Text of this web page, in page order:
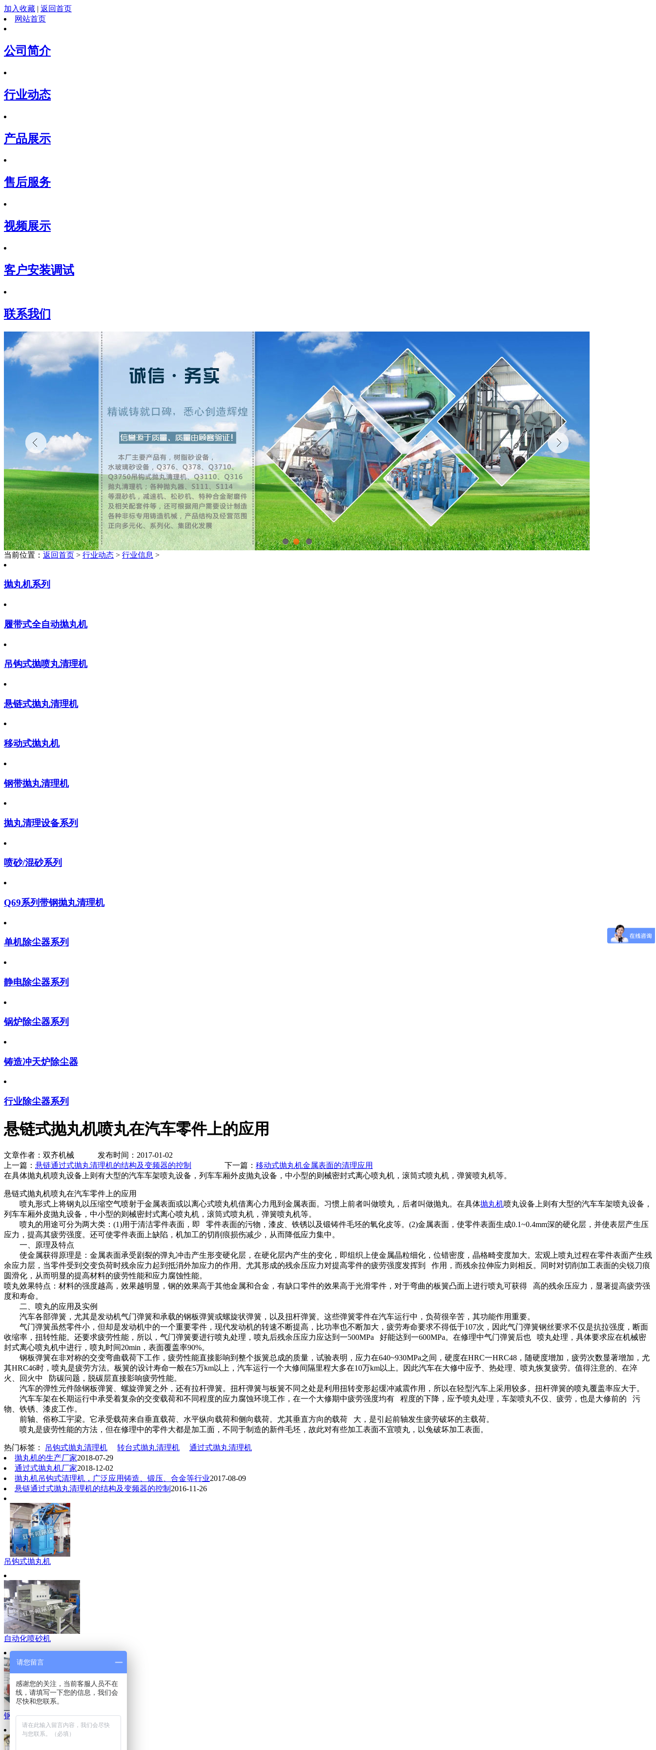
加入收藏 | 返回首页
网站首页
公司简介
行业动态
产品展示
售后服务
视频展示
客户安装调试
联系我们
当前位置： 返回首页 > 行业动态 > 行业信息 >
抛丸机系列
履带式全自动抛丸机
吊钩式抛喷丸清理机
悬链式抛丸清理机
移动式抛丸机
钢带抛丸清理机
抛丸清理设备系列
喷砂/混砂系列
Q69系列带钢抛丸清理机
单机除尘器系列
静电除尘器系列
锅炉除尘器系列
铸造冲天炉除尘器
行业除尘器系列
悬链式抛丸机喷丸在汽车零件上的应用
文章作者：双齐机械 发布时间：2017-01-02
上一篇： 悬链通过式抛丸清理机的结构及变频器的控制 下一篇： 移动式抛丸机金属表面的清理应用
在具体抛丸机喷丸设备上则有大型的汽车车架喷丸设备，列车车厢外皮抛丸设备，中小型的则械密封式离心喷丸机，滚筒式喷丸机，弹簧喷丸机等。
悬链式抛丸机喷丸在汽车零件上的应用
喷丸形式上将钢丸以压缩空气喷射于金属表面或以离心式喷丸机借离心力甩到金属表面。习惯上前者叫做喷丸，后者叫做抛丸。在具体抛丸机喷丸设备上则有大型的汽车车架喷丸设备，
列车车厢外皮抛丸设备，中小型的则械密封式离心喷丸机，滚筒式喷丸机，弹簧喷丸机等。
喷丸的用途可分为两大类：(1)用于清洁零件表面，即 零件表面的污物，漆皮、铁锈以及锻铸件毛坯的氧化皮等。(2)金属表面，使零件表面生成0.1~0.4mm深的硬化层，并使表层产生压
应力，提高其疲劳强度。还可使零件表面上缺陷，机加工的切削痕损伤减少，从而降低应力集中。
一、原理及特点
使金属获得原理是：金属表面承受剧裂的弹丸冲击产生形变硬化层，在硬化层内产生的变化，即组织上使金属晶粒细化，位错密度，晶格畸变度加大。宏观上喷丸过程在零件表面产生残
余应力层，当零件受到交变负荷时残余应力起到抵消外加应力的作用。尤其形成的残余压应力对提高零件的疲劳强度发挥到 作用，而残余拉伸应力则相反。同时对切削加工表面的尖锐刀痕
圆滑化，从而明显的提高材料的疲劳性能和应力腐蚀性能。
喷丸效果特点：材料的强度越高，效果越明显，钢的效果高于其他金属和合金，有缺口零件的效果高于光滑零件，对于弯曲的板簧凸面上进行喷丸可获得 高的残余压应力，显著提高疲劳强
度和寿命。
二、喷丸的应用及实例
汽车各部弹簧，尤其是发动机气门弹簧和承载的钢板弹簧或螺旋状弹簧，以及扭杆弹簧。这些弹簧零件在汽车运行中，负荷很辛苦，其功能作用重要。
气门弹簧虽然零件小，但却是发动机中的一个重要零件，现代发动机的转速不断提高，比功率也不断加大，疲劳寿命要求不得低于107次，因此气门弹簧钢丝要求不仅是抗拉强度，断面
收缩率，扭转性能。还要求疲劳性能，所以，气门弹簧要进行喷丸处理，喷丸后残余压应力应达到一500MPa 好能达到一600MPa。在修理中气门弹簧后也 喷丸处理，具体要求应在机械密
封式离心喷丸机中进行，喷丸时间20min，表面覆盖率90%。
钢板弹簧在非对称的交变弯曲载荷下工作，疲劳性能直接影响到整个扳簧总成的质量，试验表明，应力在640~930MPa之间，硬度在HRC一HRC48，随硬度增加，疲劳次数显著增加，尤
其HRC46时，喷丸是疲劳方法。板簧的设计寿命一般在5万km以上，汽车运行一个大修间隔里程大多在10万km以上。因此汽车在大修中应予、热处理、喷丸恢复疲劳。值得注意的、在淬
火、回火中 防碳问题，脱碳层直接影响疲劳性能。
汽车的弹性元件除钢板弹簧、螺旋弹簧之外，还有拉杆弹簧。扭杆弹簧与板簧不同之处是利用扭转变形起缓冲减震作用，所以在轻型汽车上采用较多。扭杆弹簧的喷丸覆盖率应大于。
汽车车架在长期运行中承受着复杂的交变载荷和不同程度的应力腐蚀环境工作，在一个大修期中疲劳强度均有 程度的下降，应予喷丸处理，车架喷丸不仅、疲劳，也是大修前的 污
物、铁锈、漆皮工作。
前轴、俗称工宇梁。它承受载荷来自垂直载荷、水平纵向载荷和侧向载荷。尤其垂直方向的载荷 大，是引起前轴发生疲劳破坏的主载荷。
喷丸是疲劳性能的方法，但在修理中的零件大都是加工面，不同于制造的新件毛坯，故此对有些加工表面不宜喷丸，以兔破坏加工表面。
热门标签： 吊钩式抛丸清理机 转台式抛丸清理机
通过式抛丸清理机
抛丸机的生产厂家2018-07-29
通过式抛丸机厂家2018-12-02
抛丸机吊钩式清理机，广泛应用铸造、锻压、合金等行业2017-08-09
悬链通过式抛丸清理机的结构及变频器的控制 2016-11-26
吊钩式抛丸机
自动化喷砂机
钢结构抛丸清理机
请您留言
感谢您的关注，当前客服人员不在
线，请填写一下您的信息，我们会
尽快和您联系。